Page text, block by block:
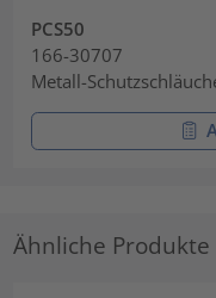
PCS50
166-30707
Metall-
Ähnliche Produkte